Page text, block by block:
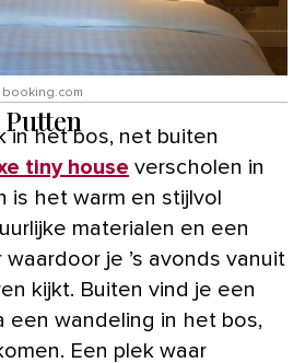
booking.com
in het bos, net buiten
tiny house verscholen in
is het warm en stijlvol
materialen en een
je ’s avonds vanuit
kijkt. Buiten vind je een
een wandeling in het bos,
Een plek waar